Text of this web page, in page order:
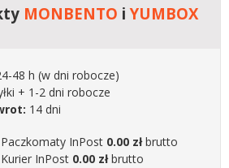
MONBENTO iYUMBOX
48 h (w dni robocze)
+ 1-2 dni robocze
14 dni
Paczkomaty InPost 0.00 złbrutto
Kurier InPost 0.00 złbrutto